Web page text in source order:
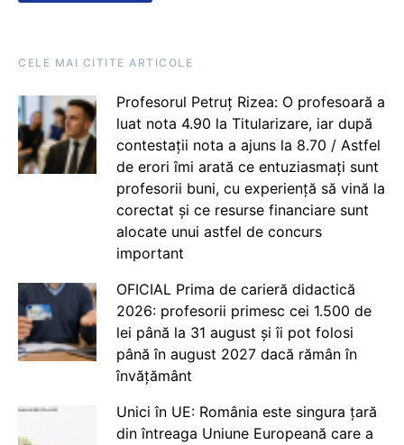
CELE MAI CITITE ARTICOLE
Profesorul Petruț Rizea: O profesoară a
luat nota 4.90 la Titularizare, iar după
contestații nota a ajuns la 8.70 / Astfel
de erori îmi arată ce entuziasmați sunt
profesorii buni, cu experiență să vină la
corectat și ce resurse financiare sunt
alocate unui astfel de concurs
important
OFICIAL Prima de carieră didactică
2026: profesorii primesc cei 1.500 de
lei până la 31 august și îi pot folosi
până în august 2027 dacă rămân în
învățământ
Unici în UE: România este singura țară
din întreaga Uniune Europeană care a